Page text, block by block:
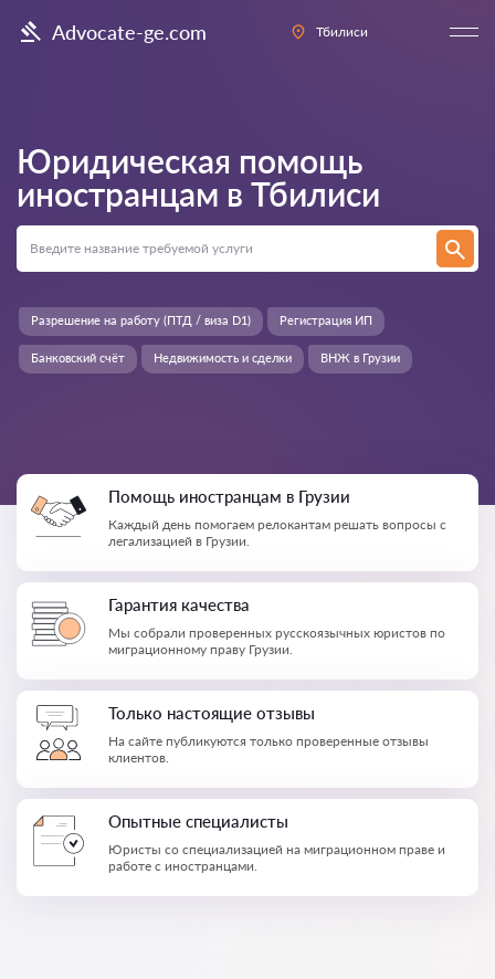
Advocate-ge.com Тбилиси
Юридическая помощь
иностранцам в Тбилиси
ВНЖ в Грузии
Разрешение на работу (ПТД / виза D1) Регистрация ИП
Банковский счёт Недвижимость и сделки
Помощь иностранцам в Грузии
Каждый день помогаем релокантам решать вопросы с
легализацией в Грузии.
Гарантия качества
Мы собрали проверенных русскоязычных юристов по
миграционному праву Грузии.
Только настоящие отзывы
На сайте публикуются только проверенные отзывы
клиентов.
Опытные специалисты
Юристы со специализацией на миграционном праве и
работе с иностранцами.